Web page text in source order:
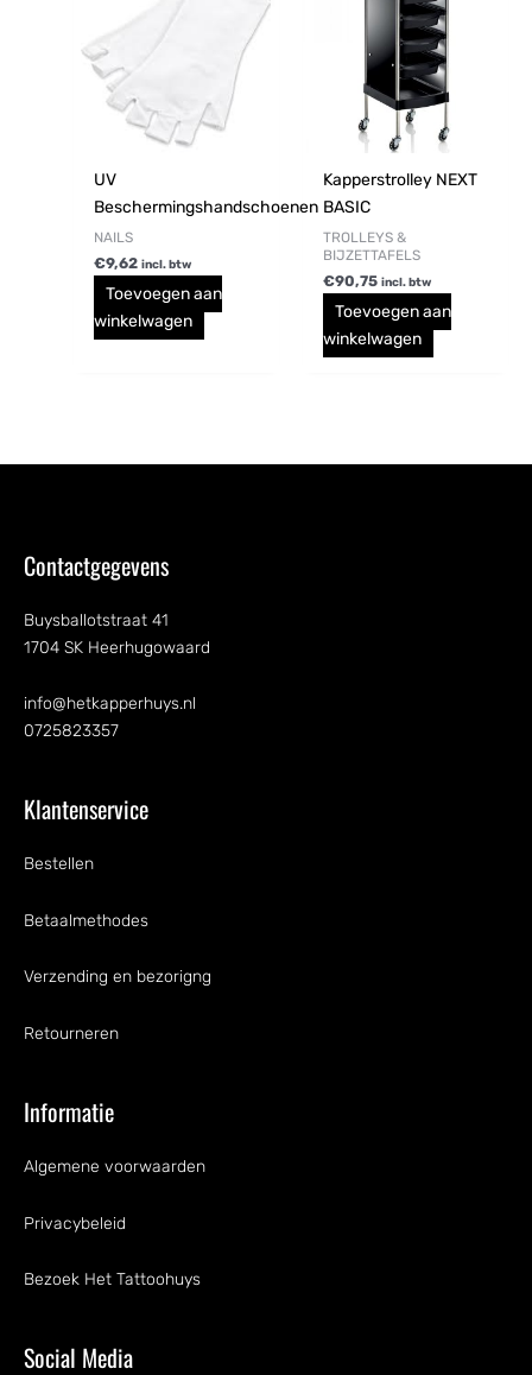
UV
Beschermingshandschoenen
NAILS
€9,62 incl. btw
Toevoegen aan
winkelwagen
Kapperstrolley NEXT
BASIC
TROLLEYS &
BIJZETTAFELS
€90,75 incl. btw
Toevoegen aan
winkelwagen
Contactgegevens
Buysballotstraat 41
1704 SK Heerhugowaard
info@hetkapperhuys.nl
0725823357
Klantenservice
Bestellen
Betaalmethodes
Verzending en bezorigng
Retourneren
Informatie
Algemene voorwaarden
Privacybeleid
Bezoek Het Tattoohuys
Social Media